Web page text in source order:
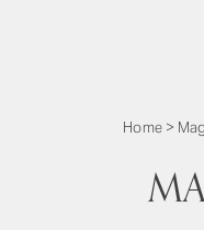
Home>